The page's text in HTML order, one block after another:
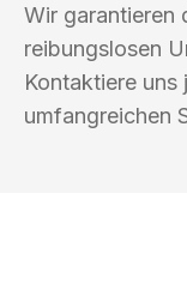
Wir garantieren
reibungslosen
Kontaktiere uns
umfangreichen